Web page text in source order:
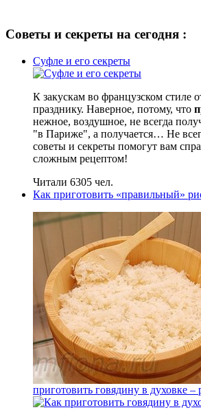
Советы и секреты на сегодня :
Суфле и его секреты
К закускам во французском стиле
празднику. Наверное, потому, что
нежное, воздушное, не всегда
"в Париже", а получается… Не
советы и секреты помогут вам
сложным рецептом!
Читали 6305 чел.
Как приготовить «правильный»
приготовить говядину в духовке